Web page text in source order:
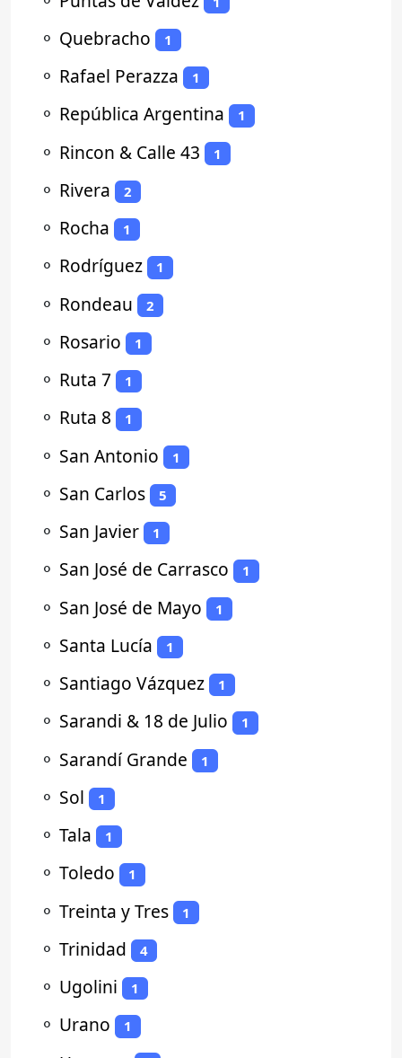
⚬ Quebracho 1
⚬ Rafael Perazza 1
⚬ República Argentina 1
⚬ Rincon & Calle 43 1
⚬ Rivera 2
⚬ Rocha 1
⚬ Rodríguez 1
⚬ Rondeau 2
⚬ Rosario 1
⚬ Ruta 7 1
⚬ Ruta 8 1
⚬ San Antonio 1
⚬ San Carlos 5
⚬ San Javier 1
⚬ San José de Carrasco 1
⚬ San José de Mayo 1
⚬ Santa Lucía 1
⚬ Santiago Vázquez 1
⚬ Sarandi & 18 de Julio 1
⚬ Sarandí Grande 1
⚬ Sol 1
⚬ Tala 1
⚬ Toledo 1
⚬ Treinta y Tres 1
⚬ Trinidad 4
⚬ Ugolini 1
⚬ Urano 1